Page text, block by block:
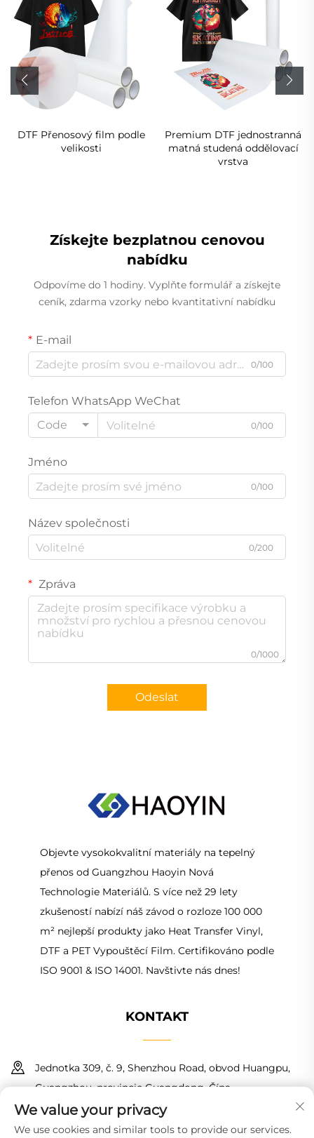
DTF Přenosový film podle
velikosti
Premium DTF jednostranná
matná studená oddělovací
vrstva
Získejte bezplatnou cenovou
nabídku
Odpovíme do 1 hodiny. Vyplňte formulář a získejte
ceník, zdarma vzorky nebo kvantitativní nabídku
E-mail
0/100
Telefon WhatsApp WeChat
Code
0/100
Jméno
0/100
Název společnosti
0/200
Zpráva
0/1000
Odeslat
Objevte vysokokvalitní materiály na tepelný
přenos od Guangzhou Haoyin Nová
Technologie Materiálů. S více než 29 lety
zkušeností nabízí náš závod o rozloze 100 000
m² nejlepší produkty jako Heat Transfer Vinyl,
DTF a PET Vypouštěcí Film. Certifikováno podle
ISO 9001 & ISO 14001. Navštivte nás dnes!
KONTAKT
Jednotka 309, č. 9, Shenzhou Road, obvod Huangpu,
Guangzhou, provincie Guangdong, Čína
+86 18150601728
We value your privacy
We use cookies and similar tools to provide our services.